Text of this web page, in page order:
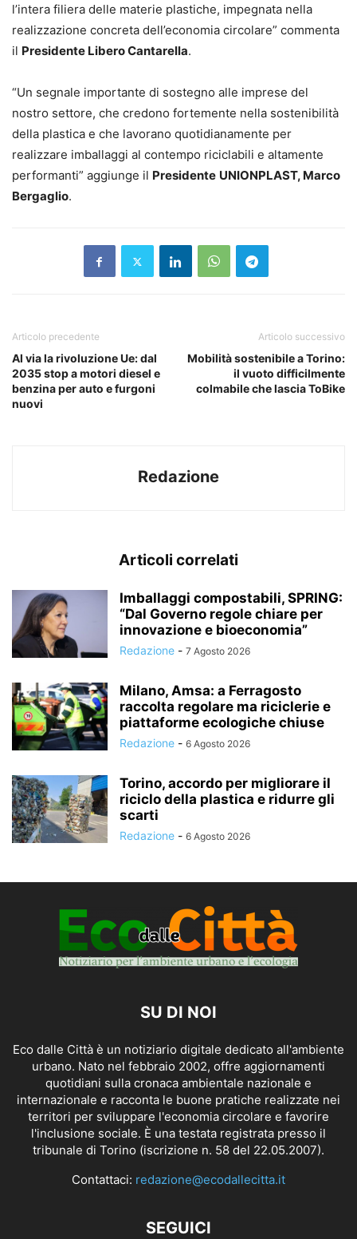
l’intera filiera delle materie plastiche, impegnata nella
realizzazione concreta dell’economia circolare” commenta
il Presidente Libero Cantarella.
“Un segnale importante di sostegno alle imprese del
nostro settore, che credono fortemente nella sostenibilità
della plastica e che lavorano quotidianamente per
realizzare imballaggi al contempo riciclabili e altamente
performanti” aggiunge il Presidente UNIONPLAST, Marco
Bergaglio.
Articolo precedente
Al via la rivoluzione Ue: dal
2035 stop a motori diesel e
benzina per auto e furgoni
nuovi
Articolo successivo
Mobilità sostenibile a Torino:
il vuoto difficilmente
colmabile che lascia ToBike
Redazione
Articoli correlati
Imballaggi compostabili, SPRING:
“Dal Governo regole chiare per
innovazione e bioeconomia”
Redazione - 7 Agosto 2026
Milano, Amsa: a Ferragosto
raccolta regolare ma riciclerie e
piattaforme ecologiche chiuse
Redazione - 6 Agosto 2026
Torino, accordo per migliorare il
riciclo della plastica e ridurre gli
scarti
Redazione - 6 Agosto 2026
SU DI NOI
Eco dalle Città è un notiziario digitale dedicato all'ambiente
urbano. Nato nel febbraio 2002, offre aggiornamenti
quotidiani sulla cronaca ambientale nazionale e
internazionale e racconta le buone pratiche realizzate nei
territori per sviluppare l'economia circolare e favorire
l'inclusione sociale. È una testata registrata presso il
tribunale di Torino (iscrizione n. 58 del 22.05.2007).
Contattaci: redazione@ecodallecitta.it
SEGUICI